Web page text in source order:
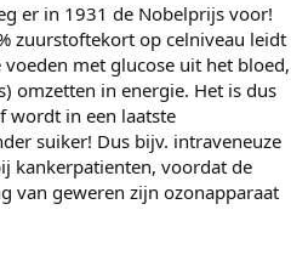
er in 1931 de Nobelprijs voor!
zuurstoftekort op celniveau leidt
met glucose uit het bloed,
omzetten in energie. Het is dus
wordt in een laatste
suiker! Dus bijv. intraveneuze
kankerpatienten, voordat de
van geweren zijn ozonapparaat